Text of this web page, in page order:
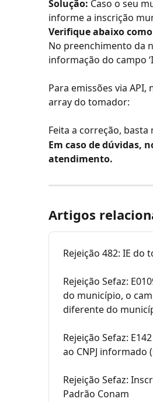
Solução: Caso o seu
informe a inscrição
Verifique abaixo
No preenchimento da
informação do campo
Para emissões via
array do tomador:
Feita a correção, basta
Em caso de dúvidas,
atendimento.
Artigos
Rejeição 482: IE do
Rejeição Sefaz:
do município, o
diferente do
Rejeição Sefaz:
ao CNPJ informado
Rejeição Sefaz:
Padrão Conam